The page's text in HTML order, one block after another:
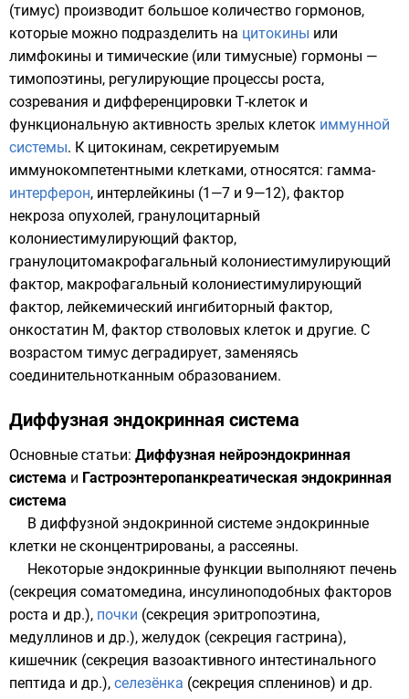
(тимус) производит большое количество гормонов,
которые можно подразделить на цитокины или
лимфокины и тимические (или тимусные) гормоны —
тимопоэтины, регулирующие процессы роста,
созревания и дифференцировки Т-клеток и
функциональную активность зрелых клеток иммунной
системы. К цитокинам, секретируемым
иммунокомпетентными клетками, относятся: гамма-
интерферон, интерлейкины (1—7 и 9—12), фактор
некроза опухолей, гранулоцитарный
колониестимулирующий фактор,
гранулоцитомакрофагальный колониестимулирующий
фактор, макрофагальный колониестимулирующий
фактор, лейкемический ингибиторный фактор,
онкостатин М, фактор стволовых клеток и другие. С
возрастом тимус деградирует, заменяясь
соединительнотканным образованием.
Диффузная эндокринная система
Основные статьи: Диффузная нейроэндокринная
система и Гастроэнтеропанкреатическая эндокринная
система
В диффузной эндокринной системе эндокринные
клетки не сконцентрированы, а рассеяны.
Некоторые эндокринные функции выполняют печень
(секреция соматомедина, инсулиноподобных факторов
роста и др.), почки (секреция эритропоэтина,
медуллинов и др.), желудок (секреция гастрина),
кишечник (секреция вазоактивного интестинального
пептида и др.), селезёнка (секреция спленинов) и др.